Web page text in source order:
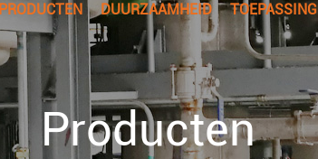
PRODUCTEN DUURZAAMHEID TOEPASSING
Producten